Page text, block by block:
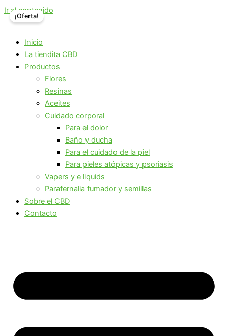
Ir al contenido
Inicio
La tiendita CBD
Productos
Flores
Resinas
Aceites
Cuidado corporal
Para el dolor
Baño y ducha
Para el cuidado de la piel
Para pieles atópicas y psoriasis
Vapers y e liquids
Parafernalia fumador y semillas
Sobre el CBD
Contacto
¡Oferta!